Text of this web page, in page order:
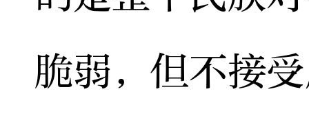
脆弱，但不接